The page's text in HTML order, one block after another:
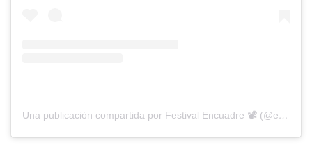
Una publicación compartida por Festival Encuadre 📽 (@encuadrefestival)